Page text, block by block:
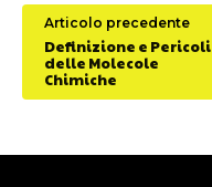
Articolo precedente
Definizione e Pericoli
delle Molecole
Chimiche